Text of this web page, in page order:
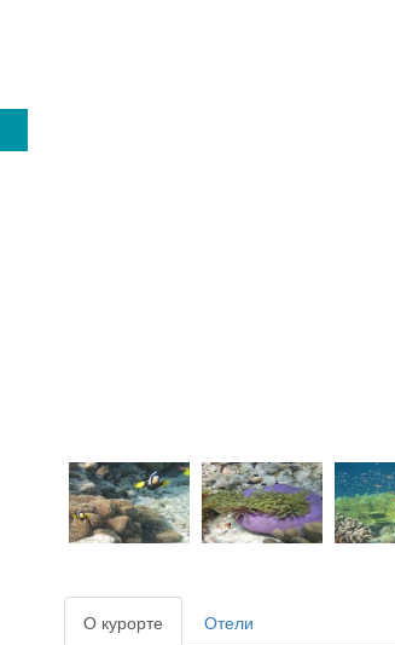
О курорте Отели